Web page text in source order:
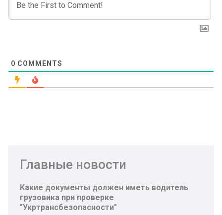
0 COMMENTS
Главные новости
Какие документы должен иметь водитель
грузовика при проверке
"Укртрансбезопасности"